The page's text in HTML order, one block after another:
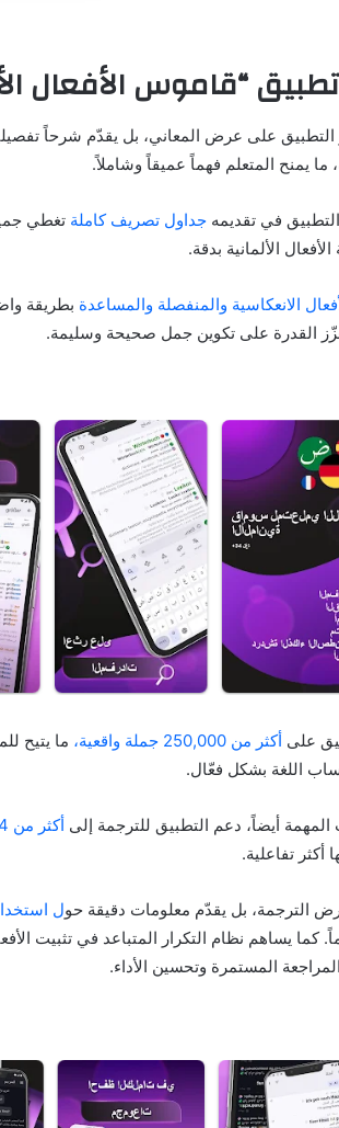
“قاموس الأفعال
التطبيق على عرض المعاني، بل يقدّم شرحاً
ما يمنح المتعلم فهماً عميقاً وشاملاً.
في تقديمه جداول تصريف كاملة تغطي
الألمانية بدقة.
الانعكاسية والمنفصلة والمساعدة بطريقة
القدرة على تكوين جمل صحيحة وسليمة.
على أكثر من 250,000 جملة واقعية،
ما يتيح
اللغة بشكل فعّال.
أيضاً، دعم التطبيق للترجمة إلى أكثر من 34 لغة
أكثر تفاعلية.
الترجمة، بل يقدّم معلومات دقيقة حول
كما يساهم نظام التكرار المتباعد في تثبيت
المستمرة وتحسين الأداء.